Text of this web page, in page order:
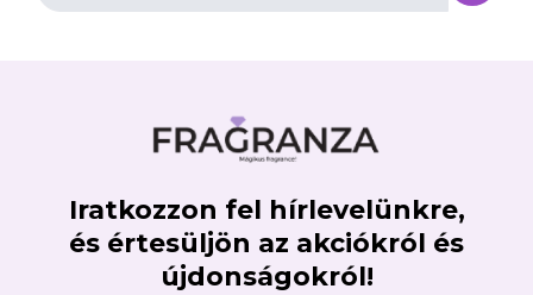
Iratkozzon fel hírlevelünkre,
és értesüljön az akciókról és
újdonságokról!
Create wishlist ×